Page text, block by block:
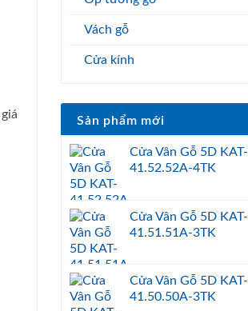
Vách gỗ
Cửa kính
Sản phẩm mới
Cửa Vân Gỗ 5D KAT-
41.52.52A-4TK
Cửa Vân Gỗ 5D KAT-
41.51.51A-3TK
Cửa Vân Gỗ 5D KAT-
41.50.50A-3TK